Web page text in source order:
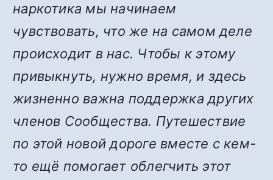
наркотика мы начинаем
чувствовать, что же на самом деле
происходит в нас. Чтобы к этому
привыкнуть, нужно время, и здесь
жизненно важна поддержка других
членов Сообщества. Путешествие
по этой новой дороге вместе с кем-
то ещё помогает облегчить этот